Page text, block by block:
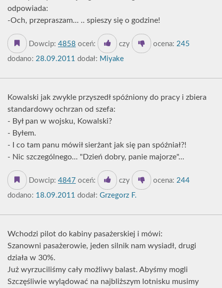
odpowiada:
-Och, przepraszam... .. spieszy się o godzine!
Dowcip: 4858 oceń: czy ocena: 245
dodano: 28.09.2011 dodał: Miyake
Kowalski jak zwykle przyszedł spóźniony do pracy i zbiera
standardowy ochrzan od szefa:
- Był pan w wojsku, Kowalski?
- Byłem.
- I co tam panu mówił sierżant jak się pan spóźniał?!
- Nic szczególnego... "Dzień dobry, panie majorze"...
Dowcip: 4847 oceń: czy ocena: 244
dodano: 18.09.2011 dodał: Grzegorz F.
Wchodzi pilot do kabiny pasażerskiej i mówi:
Szanowni pasażerowie, jeden silnik nam wysiadł, drugi
działa w 30%.
Już wyrzuciliśmy cały możliwy balast. Abyśmy mogli
Szczęśliwie wylądować na najbliższym lotnisku musimy